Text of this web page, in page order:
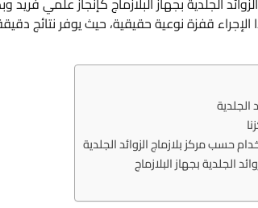
قفزة نوعية حقيقية، حيث يوفر نتائج
الجلدية
حسب مركز بلازماج الزوائد الجلدية
الجلدية بجهاز البلازماج